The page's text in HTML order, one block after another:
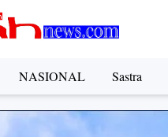
NASIONAL Sastra